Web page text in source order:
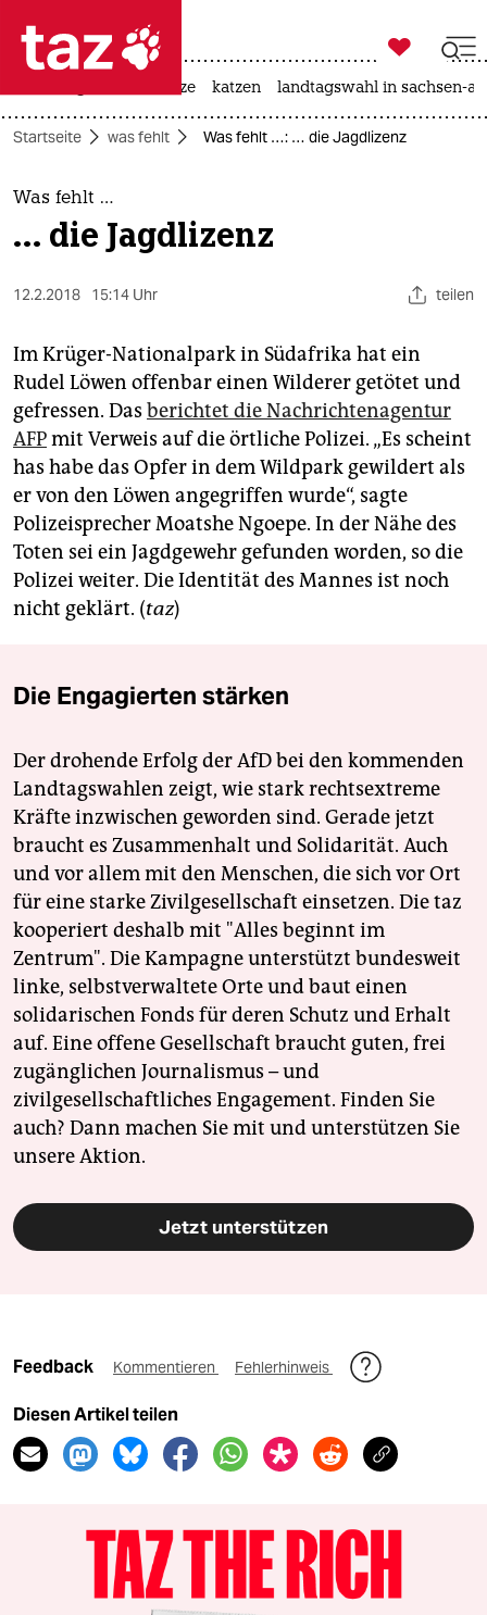
 taz zahl ich
taz zahl ich
themen
politik
öko
gesellschaft
kultur
sport
berlin
nord
wahrheit
shop
fragen & hilfe
unterstützen
abo
genossenschaft
epaper login

taz zahl ich
hitze katzen landtagswahl in sachsen-
Startseite was fehlt Was fehlt …: … die Jagdlizenz
Was fehlt …
… die Jagdlizenz
12.2.2018 15:14 Uhr teilen
Im Krüger-Nationalpark in Südafrika hat ein
Rudel Löwen offenbar einen Wilderer getötet und
gefressen. Das berichtet die Nachrichtenagentur
AFPmit Verweis auf die örtliche Polizei. „Es scheint
has habe das Opfer in dem Wildpark gewildert als
er von den Löwen angegriffen wurde“, sagte
Polizeisprecher Moatshe Ngoepe. In der Nähe des
Toten sei ein Jagdgewehr gefunden worden, so die
Polizei weiter. Die Identität des Mannes ist noch
nicht geklärt. (taz)
Die Engagierten stärken
Der drohende Erfolg der AfD bei den kommenden
Landtagswahlen zeigt, wie stark rechtsextreme
Kräfte inzwischen geworden sind. Gerade jetzt
braucht es Zusammenhalt und Solidarität. Auch
und vor allem mit den Menschen, die sich vor Ort
für eine starke Zivilgesellschaft einsetzen. Die taz
kooperiert deshalb mit "Alles beginnt im
Zentrum". Die Kampagne unterstützt bundesweit
linke, selbstverwaltete Orte und baut einen
solidarischen Fonds für deren Schutz und Erhalt
auf. Eine offene Gesellschaft braucht guten, frei
zugänglichen Journalismus – und
zivilgesellschaftliches Engagement. Finden Sie
auch? Dann machen Sie mit und unterstützen Sie
unsere Aktion.
Jetzt unterstützen
Feedback Kommentieren Fehlerhinweis
Diesen Artikel teilen